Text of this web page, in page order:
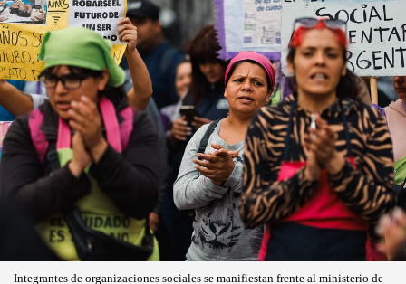
Integrantes de organizaciones sociales se manifiestan frente al ministerio de